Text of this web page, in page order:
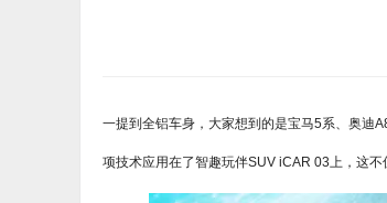
一提到全铝车身，大家想到的是宝马5系、奥迪
项技术应用在了智趣玩伴SUV iCAR 03上，这